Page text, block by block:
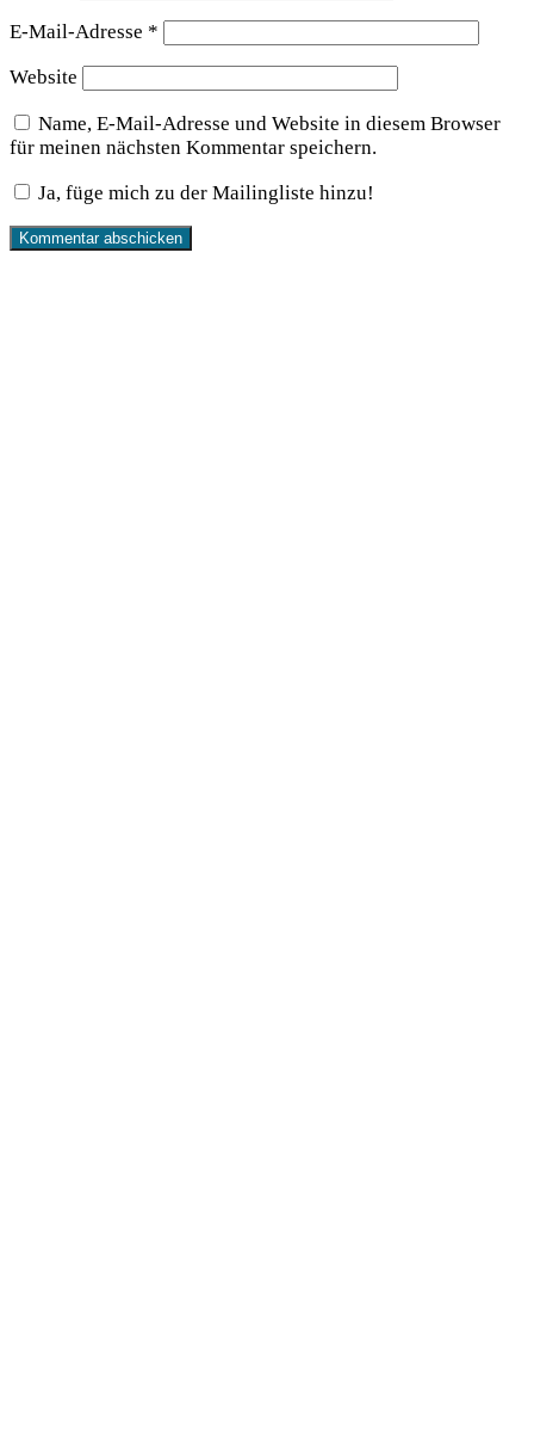
E-Mail-Adresse *
Website
Name, E-Mail-Adresse und Website in diesem Browser
für meinen nächsten Kommentar speichern.
Ja, füge mich zu der Mailingliste hinzu!